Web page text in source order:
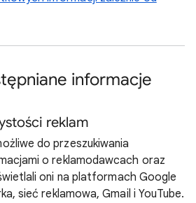
informacje
reklam
do przeszukiwania
o reklamodawcach oraz
oni na platformach Google
sieć reklamowa, Gmail i YouTube.